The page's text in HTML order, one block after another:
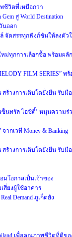
พชีวิตที่เหนือกว่า
สู่ World Destination
นออก
จัดสรรทุกฟังก์ชันให้ลงตัว
ม่ทุกการเลือกซื้อ พร้อมผลัก
FILM SERIES” พร้
ร้างการเติบโตยั่งยืน รับมือ
ซ็นทรัล ไอซิตี้’ หนุนความร่
กเวที Money & Banking
ร้างการเติบโตยั่งยืน รับมือ
โอกาสเป็นเจ้าของ
สี่ยงผู้ใช้อาคาร
Demand ภูเก็ตยัง
เพื่อคุณภาพชีวิตที่ดีขอ